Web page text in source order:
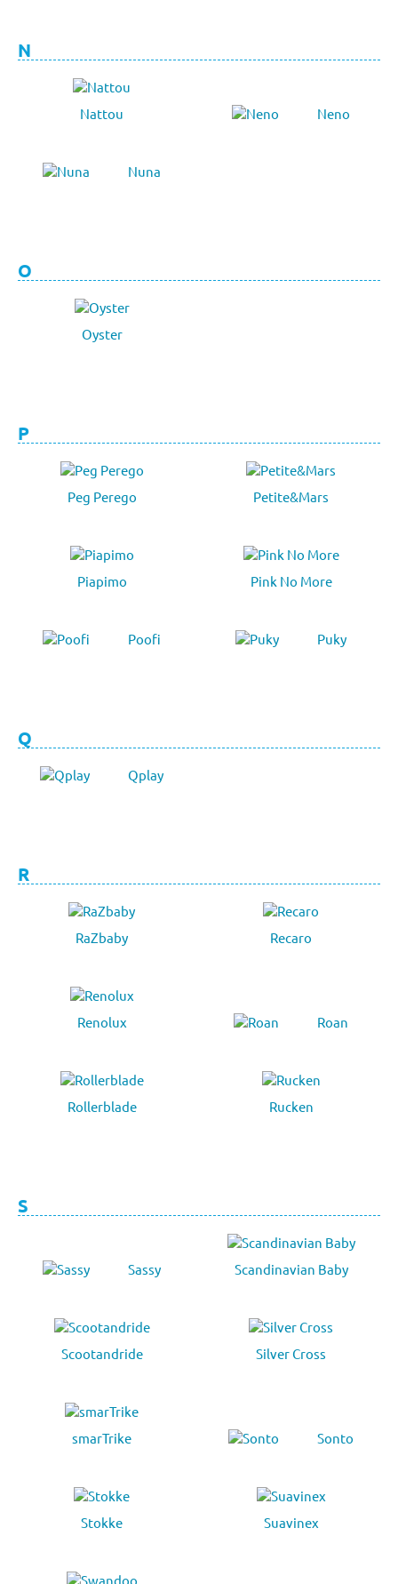
N
Nattou Neno
Nuna
O
Oyster
P
Peg Perego Petite&Mars
Piapimo Pink No More
Poofi Puky
Q
Qplay
R
RaZbaby Recaro
Renolux Roan
Rollerblade Rucken
S
Sassy Scandinavian Baby
Scootandride Silver Cross
smarTrike Sonto
Stokke Suavinex